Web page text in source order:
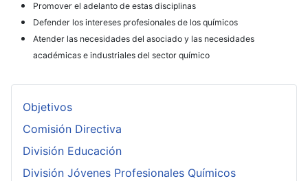
Objetivos
Comisión Directiva
División Educación
División Jóvenes Profesionales Químicos
Promover el adelanto de estas disciplinas
Defender los intereses profesionales de los químicos
Atender las necesidades del asociado y las necesidades
académicas e industriales del sector químico